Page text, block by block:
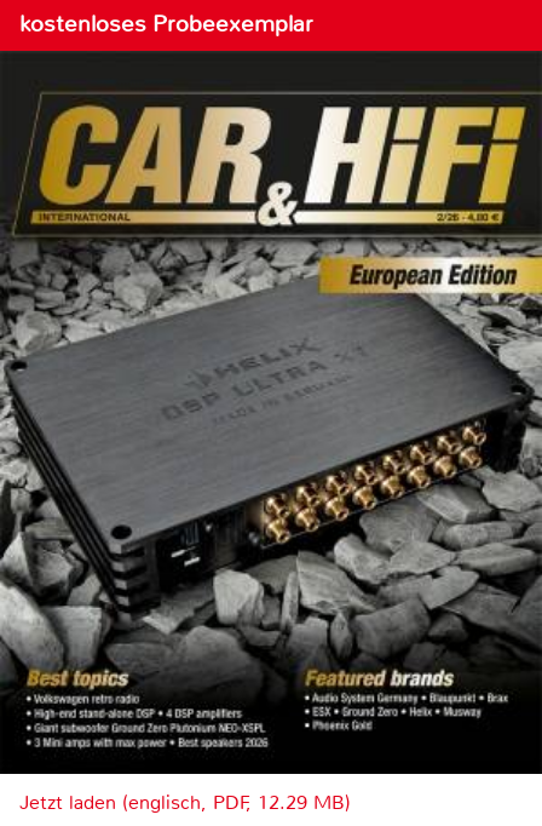
kostenloses Probeexemplar
Jetzt laden (englisch, PDF, 12.29 MB)